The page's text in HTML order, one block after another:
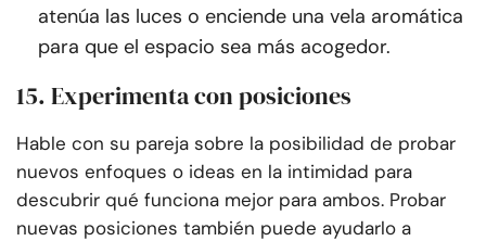
atenúa las luces o enciende una vela aromática
para que el espacio sea más acogedor.
15. Experimenta con posiciones
Hable con su pareja sobre la posibilidad de probar
nuevos enfoques o ideas en la intimidad para
descubrir qué funciona mejor para ambos. Probar
nuevas posiciones también puede ayudarlo a